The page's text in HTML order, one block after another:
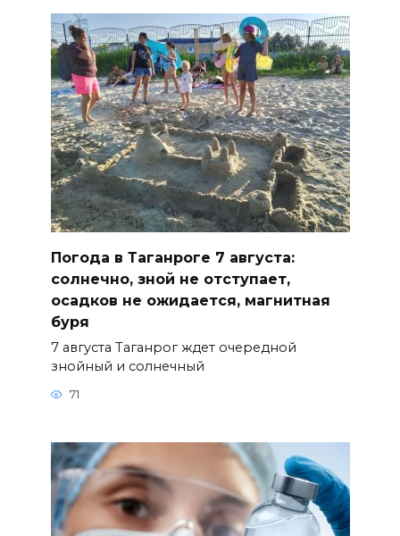
Погода в Таганроге 7 августа:
солнечно, зной не отступает,
осадков не ожидается, магнитная
буря
7 августа Таганрог ждет очередной
знойный и солнечный
71